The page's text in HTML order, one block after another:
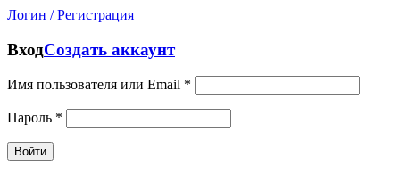
Логин / Регистрация
ВходСоздать аккаунт
Имя пользователя или Email *
Пароль *
Войти